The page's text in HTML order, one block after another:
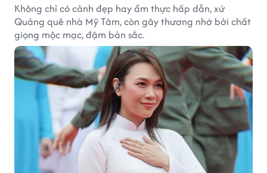
Không chỉ có cảnh đẹp hay ẩm thực hấp dẫn, xứ
Quảng quê nhà Mỹ Tâm, còn gây thương nhớ bởi chất
giọng mộc mạc, đậm bản sắc.